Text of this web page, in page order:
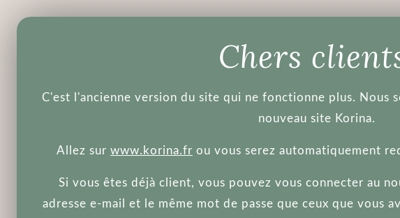
Chers
C'est l'ancienne version du site qui ne fonctionne plus. Nous
nouveau site Korina.
Allez sur www.korina.fr ou vous serez automatiquement
Si vous êtes déjà client, vous pouvez vous connecter au
adresse e-mail et le même mot de passe que ceux que vous
L’accès et l’utilisation des informations de ce site